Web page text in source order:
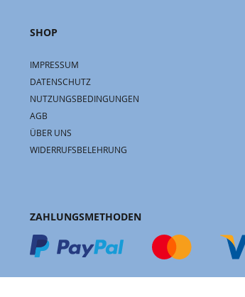
SHOP
IMPRESSUM
DATENSCHUTZ
NUTZUNGSBEDINGUNGEN
AGB
ÜBER UNS
WIDERRUFSBELEHRUNG
ZAHLUNGSMETHODEN